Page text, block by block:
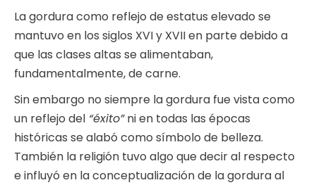
La gordura como reflejo de estatus elevado se
mantuvo en los siglos XVI y XVII en parte debido a
que las clases altas se alimentaban,
fundamentalmente, de carne.
Sin embargo no siempre la gordura fue vista como
un reflejo del “éxito”ni en todas las épocas
históricas se alabó como símbolo de belleza.
También la religión tuvo algo que decir al respecto
e influyó en la conceptualización de la gordura al